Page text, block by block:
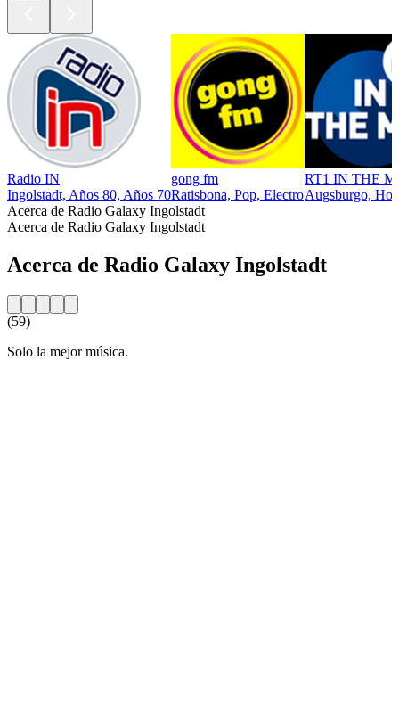
Radio IN
Ingolstadt, Años 80, Años 70
gong fm
Ratisbona, Pop, Electro
RT1 IN THE
Augsburgo,
Acerca de Radio Galaxy Ingolstadt
Acerca de Radio Galaxy Ingolstadt
Acerca de Radio Galaxy Ingolstadt
(59)
Solo la mejor música.